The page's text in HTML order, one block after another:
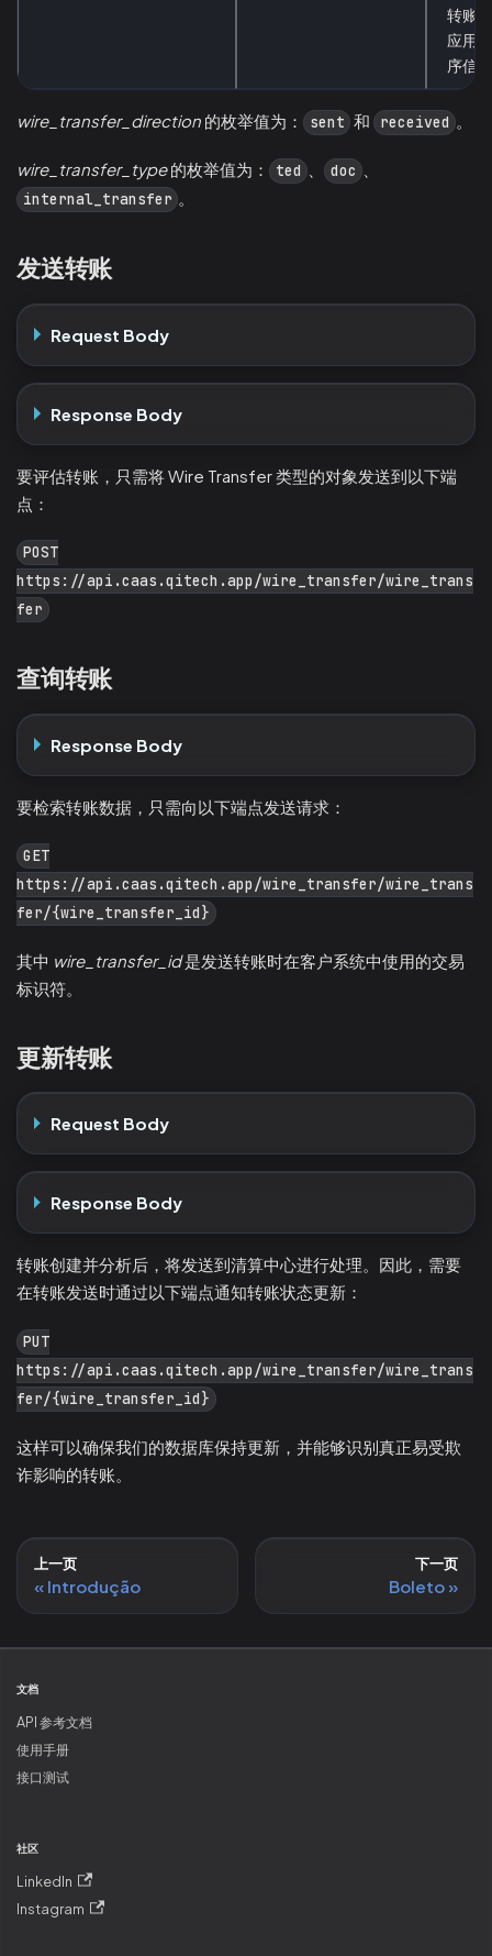
转账的
应用程
序信息
wire_transfer_direction 的枚举值为： sent 和 received
wire_transfer_type的枚举值为： ted 、 doc
internal_transfer 。
发送转账
Request Body
Response Body
要评估转账，只需将 Wire Transfer 类型的对象发送到以下端
点：
POST
https://api.caas.qitech.app/wire_transfer/wire_trans
fer
查询转账
Response Body
要检索转账数据，只需向以下端点发送请求：
GET
https://api.caas.qitech.app/wire_transfer/wire_trans
fer/{wire_transfer_id}
其中 wire_transfer_id是发送转账时在客户系统中使用的交易
标识符。
更新转账
Request Body
Response Body
转账创建并分析后，将发送到清算中心进行处理。因此，需要
在转账发送时通过以下端点通知转账状态更新：
PUT
https://api.caas.qitech.app/wire_transfer/wire_trans
fer/{wire_transfer_id}
这样可以确保我们的数据库保持更新，并能够识别真正易受欺
诈影响的转账。
上一页
Introdução
下一页
Boleto
文档
API 参考文档
使用手册
接口测试
社区
LinkedIn
Instagram